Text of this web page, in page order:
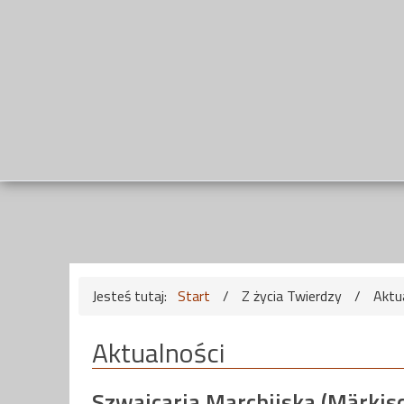
Jesteś tutaj: Start / Z życia Twierdzy /
Aktualności